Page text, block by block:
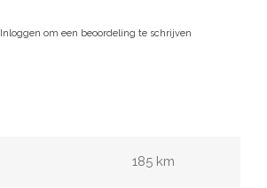
Inloggen om een beoordeling te schrijven
185 km